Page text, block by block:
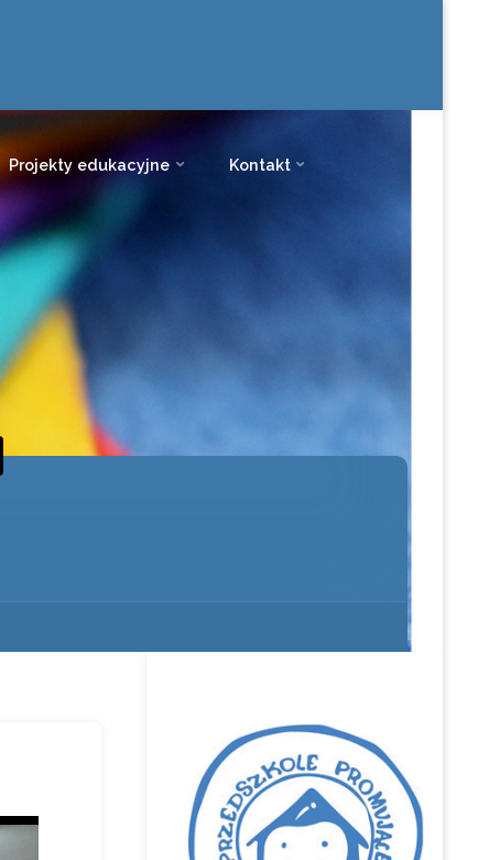
Projekty edukacyjne Kontakt